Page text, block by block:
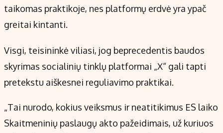
taikomas praktikoje, nes platformų erdvė yra ypač
greitai kintanti.
Visgi, teisininkė viliasi, jog beprecedentis baudos
skyrimas socialinių tinklų platformai „X“ gali tapti
pretekstu aiškesnei reguliavimo praktikai.
„Tai nurodo, kokius veiksmus ir neatitikimus ES laiko
Skaitmeninių paslaugų akto pažeidimais, už kuriuos